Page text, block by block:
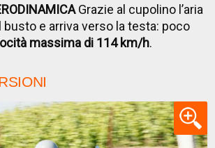
Grazie al cupolino l’aria
busto e arriva verso la testa: poco
massima di 114 km/h.